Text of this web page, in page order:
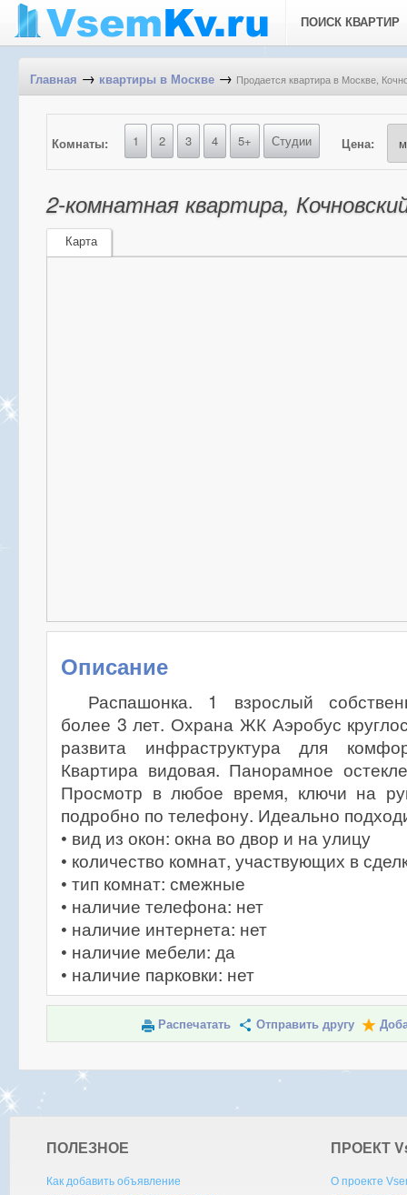
ПОИСК КВАРТИР
Главная → квартиры в Москве → Продается квартира в Москве,
Комнаты: 1 2 3 4 5+ Студии Цена:
2-комнатная квартира,
Карта
Описание
Распашонка. 1 взрослый
более 3 лет. Охрана ЖК Аэробус
развита инфраструктура для
Квартира видовая. Панорамное
Просмотр в любое время, ключи на
подробно по телефону. Идеально
• вид из окон: окна во двор и на улицу
• количество комнат, участвующих в
• тип комнат: смежные
• наличие телефона: нет
• наличие интернета: нет
• наличие мебели: да
• наличие парковки: нет
Распечатать Отправить другу
ПОЛЕЗНОЕ
Как добавить объявление
ПРОЕКТ V
О проекте